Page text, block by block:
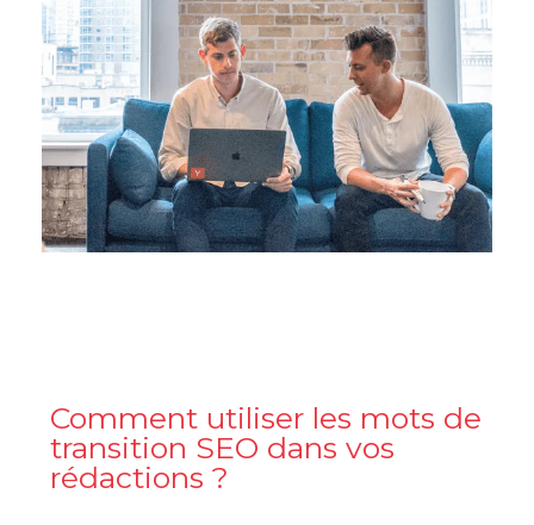
Comment utiliser les mots de
transition SEO dans vos
rédactions ?